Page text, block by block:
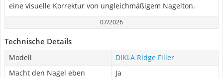
eine visuelle Korrektur von ungleichmäßigem Nagelton.
07/2026
Technische Details
Modell
DIKLA Ridge Filler
Macht den Nagel eben
Ja